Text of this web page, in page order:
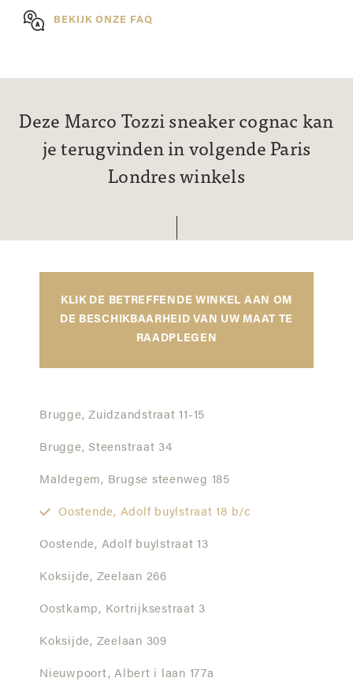
BEKIJK ONZE FAQ
Deze Marco Tozzi sneaker cognac kan
je terugvinden in volgende Paris
Londres winkels
KLIK DE BETREFFENDE WINKEL AAN OM
DE BESCHIKBAARHEID VAN UW MAAT TE
RAADPLEGEN
Brugge, Zuidzandstraat 11-15
Brugge, Steenstraat 34
Maldegem, Brugse steenweg 185
Oostende, Adolf buylstraat 18 b/c
Oostende, Adolf buylstraat 13
Koksijde, Zeelaan 266
Oostkamp, Kortrijksestraat 3
Koksijde, Zeelaan 309
Nieuwpoort, Albert i laan 177a